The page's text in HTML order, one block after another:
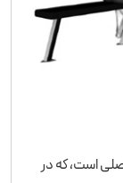
است، که در